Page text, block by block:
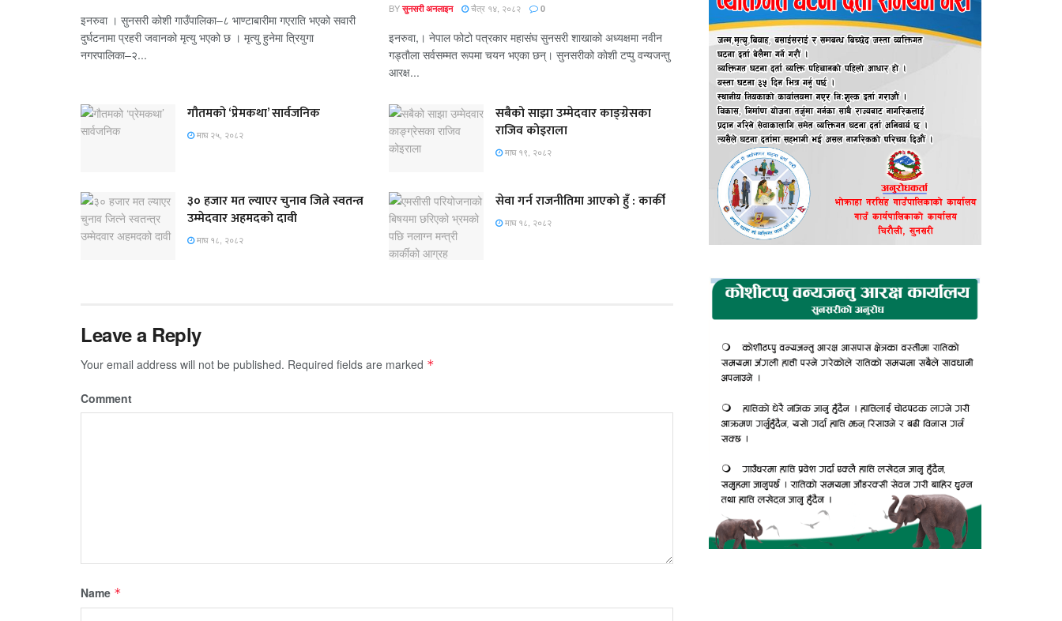
इनरुवा । सुनसरी कोशी गाउँपालिका–८ भाण्टाबारीमा गएराति भएको सवारी
दुर्घटनामा प्रहरी जवानको मृत्यु भएको छ । मृत्यु हुनेमा त्रियुगा
नगरपालिका–२...
BY सुनसरी अनलाइन चैत्र १४, २०८२ 0
इनरुवा,। नेपाल फोटो पत्रकार महासंघ सुनसरी शाखाको अध्यक्षमा नवीन
गड्ताैला सर्वसम्मत रूपमा चयन भएका छन्। सुनसरीको काेशी टप्पु वन्यजन्तु
आरक्ष...
गौतमको ‘प्रेमकथा’ सार्वजनिक
माघ २५, २०८२
सबैको साझा उम्मेदवार काङ्ग्रेसका
राजिव कोइराला
माघ १९, २०८२
३० हजार मत ल्याएर चुनाव जित्ने स्वतन्त्र
उम्मेदवार अहमदको दावी
माघ १८, २०८२
सेवा गर्न राजनीतिमा आएको हुँ : कार्की
माघ १८, २०८२
Leave a Reply
Your email address will not be published. Required fields are marked *
Comment
Name *